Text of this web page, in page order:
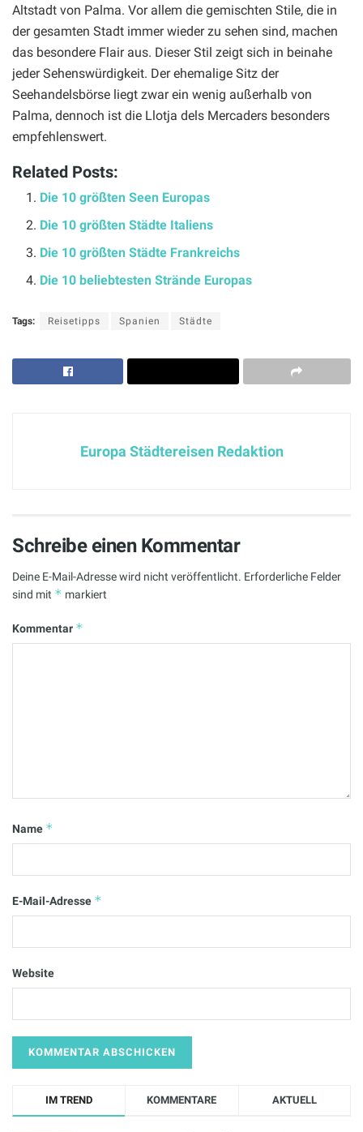
Altstadt von Palma. Vor allem die gemischten Stile, die in
der gesamten Stadt immer wieder zu sehen sind, machen
das besondere Flair aus. Dieser Stil zeigt sich in beinahe
jeder Sehenswürdigkeit. Der ehemalige Sitz der
Seehandelsbörse liegt zwar ein wenig außerhalb von
Palma, dennoch ist die Llotja dels Mercaders besonders
empfehlenswert.
Related Posts:
Die 10 größten Seen Europas
Die 10 größten Städte Italiens
Die 10 größten Städte Frankreichs
Die 10 beliebtesten Strände Europas
Tags: Reisetipps Spanien Städte
Europa Städtereisen Redaktion
Schreibe einen Kommentar
Deine E-Mail-Adresse wird nicht veröffentlicht. Erforderliche Felder
sind mit * markiert
Kommentar *
Name *
E-Mail-Adresse *
Website
IM TREND KOMMENTARE AKTUELL